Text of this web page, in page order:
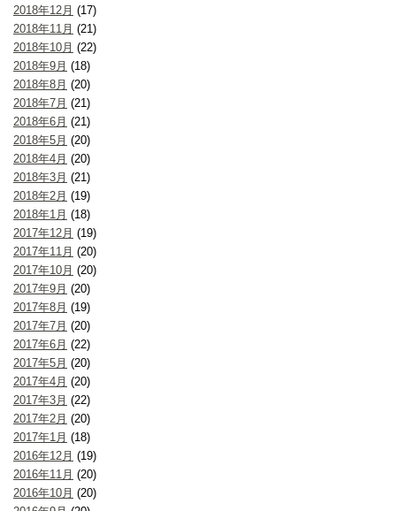
2018年12月 (17)
2018年11月 (21)
2018年10月 (22)
2018年9月 (18)
2018年8月 (20)
2018年7月 (21)
2018年6月 (21)
2018年5月 (20)
2018年4月 (20)
2018年3月 (21)
2018年2月 (19)
2018年1月 (18)
2017年12月 (19)
2017年11月 (20)
2017年10月 (20)
2017年9月 (20)
2017年8月 (19)
2017年7月 (20)
2017年6月 (22)
2017年5月 (20)
2017年4月 (20)
2017年3月 (22)
2017年2月 (20)
2017年1月 (18)
2016年12月 (19)
2016年11月 (20)
2016年10月 (20)